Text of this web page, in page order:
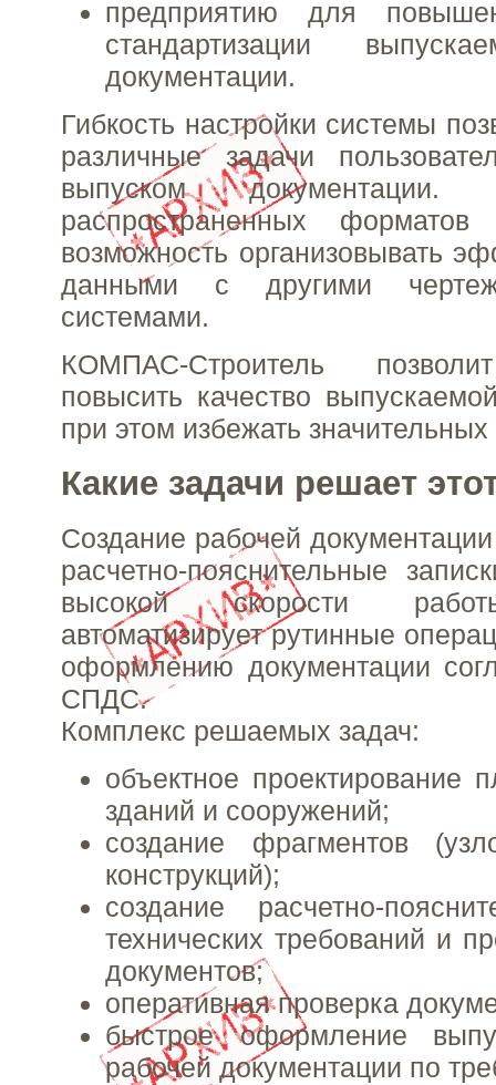
предприятию для
стандартизации
документации.
Гибкость настройки системы
различные задачи
выпуском
распространенных
возможность организовывать
данными с другими
системами.
КОМПАС-Строитель
повысить качество
при этом избежать значительных
Какие задачи решает
Создание рабочей
расчетно-пояснительные
высокой скорости
автоматизирует рутинные
оформлению документации
СПДС.
Комплекс решаемых задач:
объектное проектирование
зданий и сооружений;
создание фрагментов
конструкций);
создание расчетно-
технических требований и
документов;
оперативная проверка
быстрое оформление
рабочей документации по